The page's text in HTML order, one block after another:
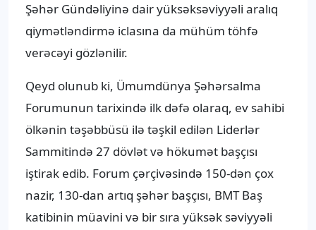
Şəhər Gündəliyinə dair yüksəksəviyyəli aralıq
qiymətləndirmə iclasına da mühüm töhfə
verəcəyi gözlənilir.
Qeyd olunub ki, Ümumdünya Şəhərsalma
Forumunun tarixində ilk dəfə olaraq, ev sahibi
ölkənin təşəbbüsü ilə təşkil edilən Liderlər
Sammitində 27 dövlət və hökumət başçısı
iştirak edib. Forum çərçivəsində 150-dən çox
nazir, 130-dan artıq şəhər başçısı, BMT Baş
katibinin müavini və bir sıra yüksək səviyyəli